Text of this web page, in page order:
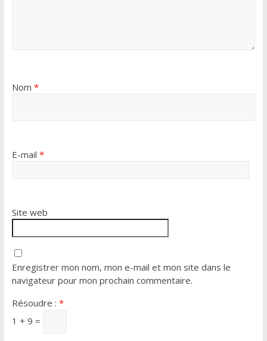
Nom *
E-mail *
Site web
Enregistrer mon nom, mon e-mail et mon site dans le
navigateur pour mon prochain commentaire.
Résoudre : *
1 + 9 =